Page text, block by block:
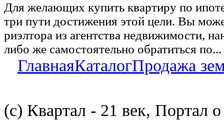
Для желающих купить квартиру по
три пути достижения этой цели. Вы
риэлтора из агентства недвижимости,
либо же самостоятельно обратиться по...
ГлавнаяКаталогПродажа
(с) Квартал - 21 век, Портал